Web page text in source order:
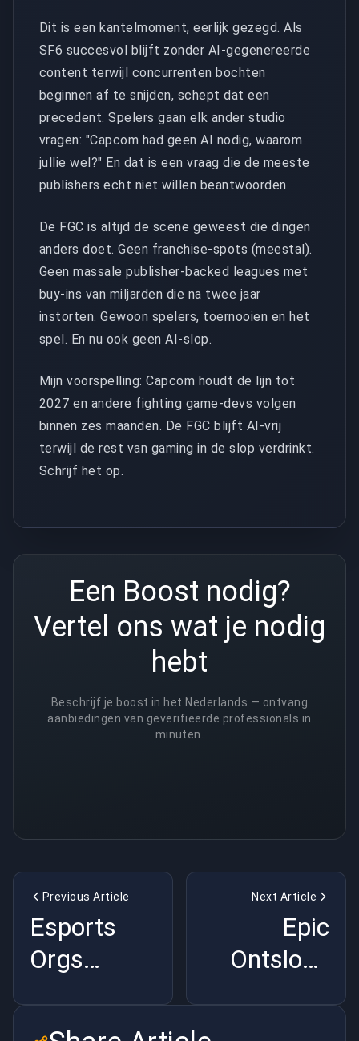
Dit is een kantelmoment, eerlijk gezegd. Als
SF6 succesvol blijft zonder AI-gegenereerde
content terwijl concurrenten bochten
beginnen af te snijden, schept dat een
precedent. Spelers gaan elk ander studio
vragen: "Capcom had geen AI nodig, waarom
jullie wel?" En dat is een vraag die de meeste
publishers echt niet willen beantwoorden.
De FGC is altijd de scene geweest die dingen
anders doet. Geen franchise-spots (meestal).
Geen massale publisher-backed leagues met
buy-ins van miljarden die na twee jaar
instorten. Gewoon spelers, toernooien en het
spel. En nu ook geen AI-slop.
Mijn voorspelling: Capcom houdt de lijn tot
2027 en andere fighting game-devs volgen
binnen zes maanden. De FGC blijft AI-vrij
terwijl de rest van gaming in de slop verdrinkt.
Schrijf het op.
Een Boost nodig?
Vertel ons wat je nodig
hebt
Beschrijf je boost in het Nederlands — ontvang
aanbiedingen van geverifieerde professionals in
minuten.
Previous Article
Esports
Orgs
Hun
Next Article
Epic
Ontsloeg